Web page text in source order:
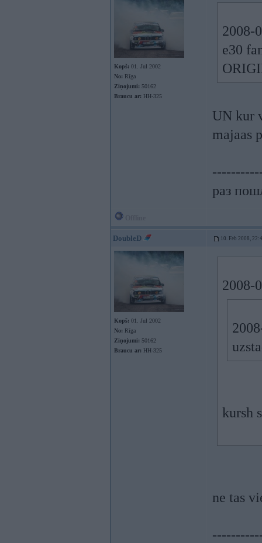
Kopš: 01. Jul 2002
No: Rīga
Ziņojumi: 50162
Braucu ar: HH-325
2008-
e30
UN kur
majaas
раз
DoubleD 10. Feb 2008,
Kopš: 01. Jul 2002
No: Rīga
Ziņojumi: 50162
Braucu ar: HH-325
2008-
kursh
ne tas